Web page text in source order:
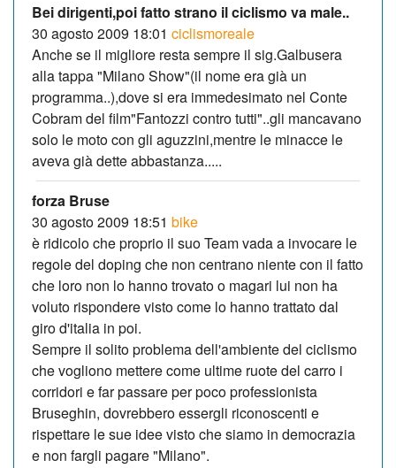
Bei dirigenti,poi fatto strano il ciclismo va male..
30 agosto 2009 18:01 ciclismoreale
Anche se il migliore resta sempre il sig.Galbusera
alla tappa "Milano Show"(il nome era già un
programma..),dove si era immedesimato nel Conte
Cobram del film"Fantozzi contro tutti"..gli mancavano
solo le moto con gli aguzzini,mentre le minacce le
aveva già dette abbastanza.....
forza Bruse
30 agosto 2009 18:51 bike
è ridicolo che proprio il suo Team vada a invocare le
regole del doping che non centrano niente con il fatto
che loro non lo hanno trovato o magari lui non ha
voluto rispondere visto come lo hanno trattato dal
giro d'italia in poi.
Sempre il solito problema dell'ambiente del ciclismo
che vogliono mettere come ultime ruote del carro i
corridori e far passare per poco professionista
Bruseghin, dovrebbero essergli riconoscenti e
rispettare le sue idee visto che siamo in democrazia
e non fargli pagare "Milano".